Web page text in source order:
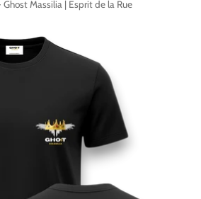
Massilia | Esprit de la Rue